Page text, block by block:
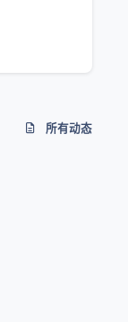
所有动态